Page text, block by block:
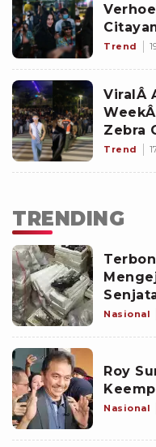
Bonge
Trend
ViralÂ
Zebra
Pujian
Trend
TRENDING
Sejak
Nasional
Roy
Nasional